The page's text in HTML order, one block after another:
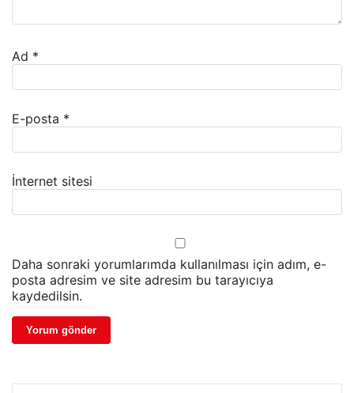
Ad *
E-posta *
İnternet sitesi
Daha sonraki yorumlarımda kullanılması için adım, e-
posta adresim ve site adresim bu tarayıcıya
kaydedilsin.